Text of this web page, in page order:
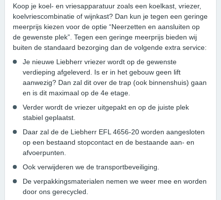
Koop je koel- en vriesapparatuur zoals een koelkast, vriezer,
koelvriescombinatie of wijnkast? Dan kun je tegen een geringe
meerprijs kiezen voor de optie “Neerzetten en aansluiten op
de gewenste plek”. Tegen een geringe meerprijs bieden wij
buiten de standaard bezorging dan de volgende extra service:
Je nieuwe Liebherr vriezer wordt op de gewenste
verdieping afgeleverd. Is er in het gebouw geen lift
aanwezig? Dan zal dit over de trap (ook binnenshuis) gaan
en is dit maximaal op de 4e etage.
Verder wordt de vriezer uitgepakt en op de juiste plek
stabiel geplaatst.
Daar zal de de Liebherr EFL 4656-20 worden aangesloten
op een bestaand stopcontact en de bestaande aan- en
afvoerpunten.
Ook verwijderen we de transportbeveiliging.
De verpakkingsmaterialen nemen we weer mee en worden
door ons gerecycled.